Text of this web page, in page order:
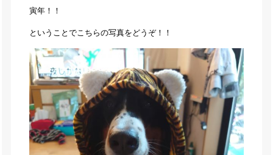
寅年！！
ということでこちらの写真をどうぞ！！